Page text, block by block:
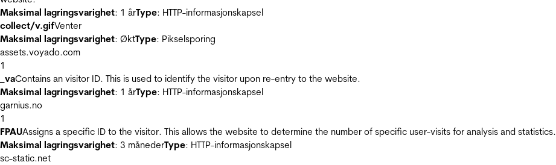
Maksimal lagringsvarighet: 1 årType: HTTP-informasjonskapsel
collect/v.gifVenter
Maksimal lagringsvarighet: ØktType: Pikselsporing
assets.voyado.com
1
_vaContains an visitor ID. This is used to identify the visitor upon re-entry to the website.
Maksimal lagringsvarighet: 1 årType: HTTP-informasjonskapsel
garnius.no
1
FPAUAssigns a specific ID to the visitor. This allows the website to determine the number of specific user-visits for analysis and statistics.
Maksimal lagringsvarighet: 3 månederType: HTTP-informasjonskapsel
sc-static.net